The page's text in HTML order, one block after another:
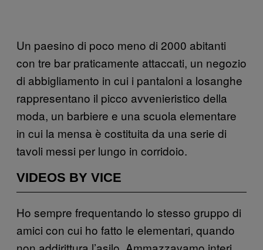
Un paesino di poco meno di 2000 abitanti
con tre bar praticamente attaccati, un negozio
di abbigliamento in cui i pantaloni a losanghe
rappresentano il picco avvenieristico della
moda, un barbiere e una scuola elementare
in cui la mensa è costituita da una serie di
tavoli messi per lungo in corridoio.
VIDEOS BY VICE
Ho sempre frequentando lo stesso gruppo di
amici con cui ho fatto le elementari, quando